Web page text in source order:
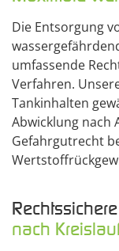
Die Entsorgung
umfassende
Verfahren.
Tankinhalten
Abwicklung nach
Gefahrgutrecht
nach